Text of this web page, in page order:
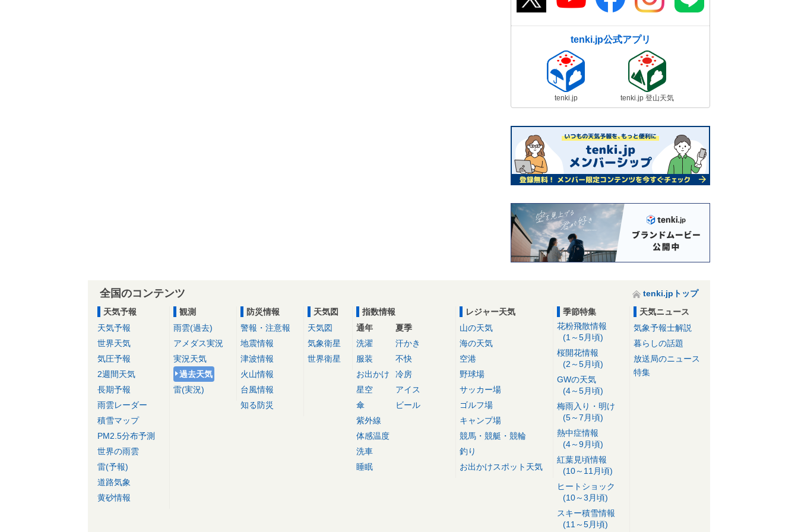
tenki.jp公式アプリ
tenki.jp tenki.jp 登山天気
全国のコンテンツ
tenki.jpトップ
天気予報
天気予報
世界天気
気圧予報
2週間天気
長期予報
雨雲レーダー
積雪マップ
PM2.5分布予測
世界の雨雲
雷(予報)
道路気象
黄砂情報
観測
雨雲(過去)
アメダス実況
実況天気
過去天気
雷(実況)
防災情報
警報・注意報
地震情報
津波情報
火山情報
台風情報
知る防災
天気図
天気図
気象衛星
世界衛星
指数情報
通年
洗濯
服装
お出かけ
星空
傘
紫外線
体感温度
洗車
睡眠
夏季
汗かき
不快
冷房
アイス
ビール
レジャー天気
山の天気
海の天気
空港
野球場
サッカー場
ゴルフ場
キャンプ場
競馬・競艇・競輪
釣り
お出かけスポット天気
季節特集
花粉飛散情報
(1～5月頃)
桜開花情報
(2～5月頃)
GWの天気
(4～5月頃)
梅雨入り・明け
(5～7月頃)
熱中症情報
(4～9月頃)
紅葉見頃情報
(10～11月頃)
ヒートショック
(10～3月頃)
スキー積雪情報
(11～5月頃)
天気ニュース
気象予報士解説
暮らしの話題
放送局のニュース
特集